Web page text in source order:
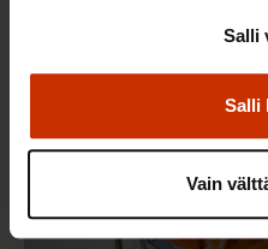
Salli
Salli
Vain